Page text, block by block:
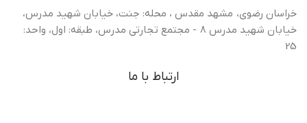
خراسان رضوی، مشهد مقدس ، محله: جنت، خیابان شهید مدرس،
خیابان شهید مدرس 8 - مجتمع تجارتی مدرس، طبقه: اول، واحد:
25
ارتباط با ما